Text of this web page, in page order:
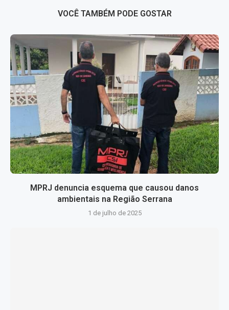
VOCÊ TAMBÉM PODE GOSTAR
MPRJ denuncia esquema que causou danos
ambientais na Região Serrana
1 de julho de 2025